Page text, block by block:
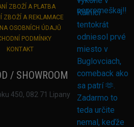
ZBOŽÍ A PLATBA
ZBOŽÍ A REKLAMACE
OSOBNÍCH ÚDAJŮ
PODMÍNKY
KONTAKT
/ SHOWROOM
450, 082 71 Lipany